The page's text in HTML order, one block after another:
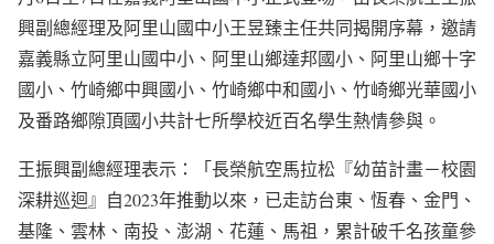
興副總經理及阿里山國中小王昱臻主任共同揭開序幕，邀請
嘉義縣立阿里山國中小、阿里山鄉達邦國小、阿里山鄉十字
國小、竹崎鄉中興國小、竹崎鄉中和國小、竹崎鄉光華國小
及番路鄉隙頂國小共計七所學校近百名學生熱情參與。
王振興副總經理表示：「長榮航空馬拉松『幼苗計畫－校園
深耕巡迴』自2023年推動以來，已走訪台東、恆春、金門、
基隆、雲林、南投、澎湖、花蓮、馬祖，累計破千名孩童參